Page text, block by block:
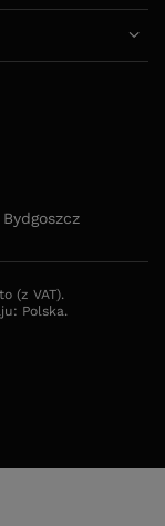
Bydgoszcz
(z VAT).
Polska.